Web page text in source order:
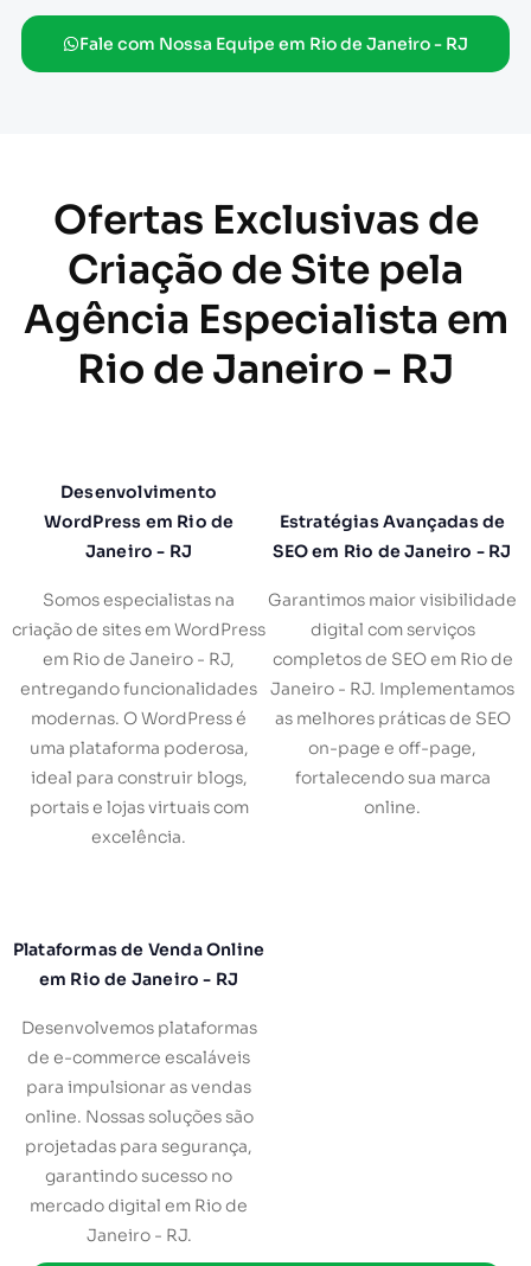
Fale com Nossa Equipe em Rio de Janeiro - RJ
Ofertas Exclusivas de
Criação de Site pela
Agência Especialista em
Rio de Janeiro - RJ
Desenvolvimento
WordPress em Rio de
Janeiro - RJ
Somos especialistas na
criação de sites em WordPress
em Rio de Janeiro - RJ,
entregando funcionalidades
modernas. O WordPress é
uma plataforma poderosa,
ideal para construir blogs,
portais e lojas virtuais com
excelência.
Estratégias Avançadas de
SEO em Rio de Janeiro - RJ
Garantimos maior visibilidade
digital com serviços
completos de SEO em Rio de
Janeiro - RJ. Implementamos
as melhores práticas de SEO
on-page e off-page,
fortalecendo sua marca
online.
Plataformas de Venda Online
em Rio de Janeiro - RJ
Desenvolvemos plataformas
de e-commerce escaláveis
para impulsionar as vendas
online. Nossas soluções são
projetadas para segurança,
garantindo sucesso no
mercado digital em Rio de
Janeiro - RJ.